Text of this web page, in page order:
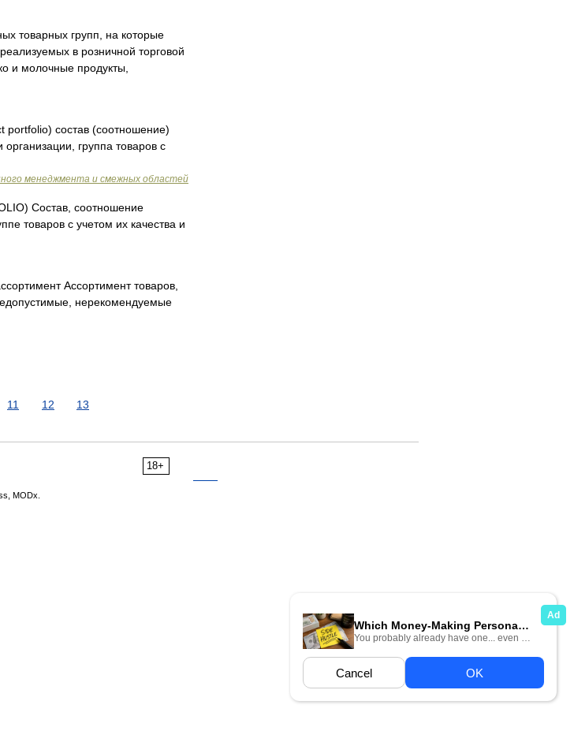
товарных групп, на которые
в розничной торговой
и молочные продукты,
состав (соотношение)
группа товаров с
менеджмента и смежных областей
Состав, соотношение
товаров с учетом их качества и
Ассортимент товаров,
нерекомендуемые
11 12 13
18+
MODx.